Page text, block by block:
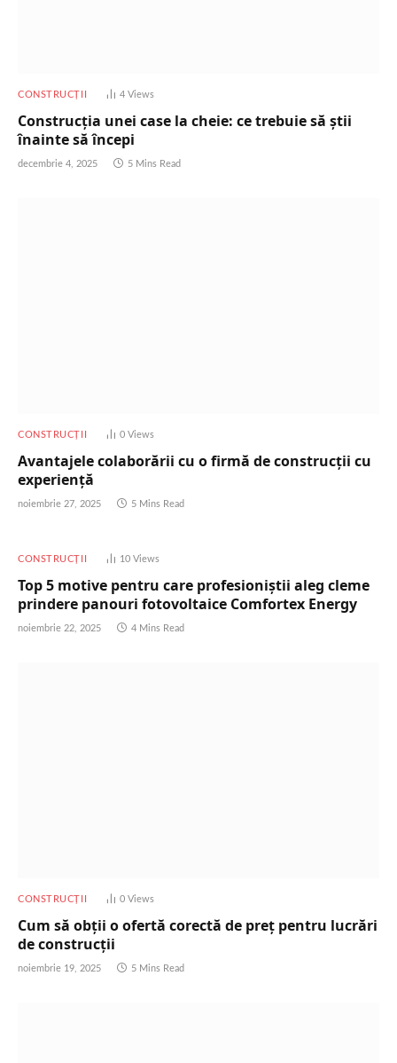
CONSTRUCȚII 4Views
Construcția unei case la cheie: ce trebuie să știi
înainte să începi
decembrie 4, 2025 5 Mins Read
CONSTRUCȚII 0Views
Avantajele colaborării cu o firmă de construcții cu
experiență
noiembrie 27, 2025 5 Mins Read
CONSTRUCȚII 10Views
Top 5 motive pentru care profesioniștii aleg cleme
prindere panouri fotovoltaice Comfortex Energy
noiembrie 22, 2025 4 Mins Read
CONSTRUCȚII 0Views
Cum să obții o ofertă corectă de preț pentru lucrări
de construcții
noiembrie 19, 2025 5 Mins Read